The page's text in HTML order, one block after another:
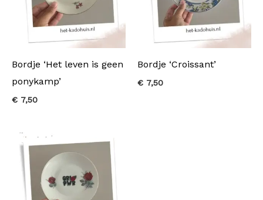
Bordje ‘Het leven is geen
ponykamp’
€ 7,50
Bordje ‘Croissant’
€ 7,50